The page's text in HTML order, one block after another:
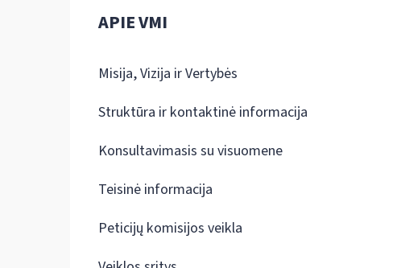
APIE VMI
Misija, Vizija ir Vertybės
Struktūra ir kontaktinė informacija
Konsultavimasis su visuomene
Teisinė informacija
Peticijų komisijos veikla